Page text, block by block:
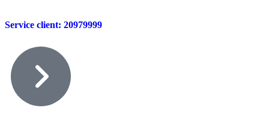
Service client: 20979999